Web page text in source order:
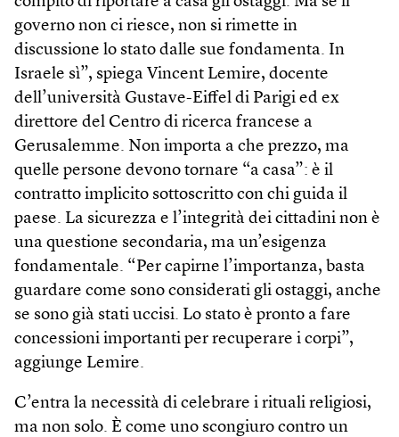
governo non ci riesce, non si rimette in
discussione lo stato dalle sue fondamenta. In
Israele sì”, spiega Vincent Lemire, docente
dell’università Gustave-Eiffel di Parigi ed ex
direttore del Centro di ricerca francese a
Gerusalemme. Non importa a che prezzo, ma
quelle persone devono tornare “a casa”: è il
contratto implicito sottoscritto con chi guida il
paese. La sicurezza e l’integrità dei cittadini non è
una questione secondaria, ma un’esigenza
fondamentale. “Per capirne l’importanza, basta
guardare come sono considerati gli ostaggi, anche
se sono già stati uccisi. Lo stato è pronto a fare
concessioni importanti per recuperare i corpi”,
aggiunge Lemire.
C’entra la necessità di celebrare i rituali religiosi,
ma non solo. È come uno scongiuro contro un